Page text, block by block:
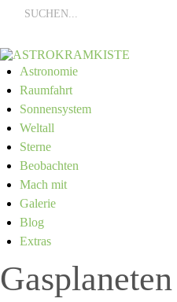
Astronomie
Raumfahrt
Sonnensystem
Weltall
Sterne
Beobachten
Mach mit
Galerie
Blog
Extras